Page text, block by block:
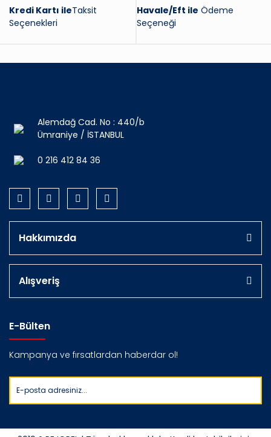
Kredi Kartı ileTaksit
Seçenekleri
Havale/Eft ile Ödeme
Seçeneği
Alemdağ Cad. No : 440/b
Ümraniye / İSTANBUL
0 216 412 84 36
Hakkımızda
Alışveriş
E-Bülten
Kampanya ve fırsatlardan haberdar ol!